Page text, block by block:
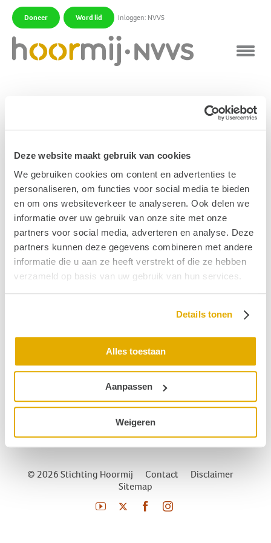
Deze website maakt gebruik van cookies
We gebruiken cookies om content en advertenties te
personaliseren, om functies voor social media te bieden
en om ons websiteverkeer te analyseren. Ook delen we
informatie over uw gebruik van onze site met onze
partners voor social media, adverteren en analyse. Deze
partners kunnen deze gegevens combineren met andere
informatie die u aan ze heeft verstrekt of die ze hebben
verzameld op basis van uw gebruik van hun services.
Details tonen
Alles toestaan
Aanpassen
Weigeren
Doneer Word lid Inloggen: NVVS
betreft meestal kinderen die geboren zijn met een
van gehoorverlies. Omdat het meestal kinderen
betreft met een aandoening uit het autistisch
spectrum kunnen zij dat nooit verwoorden.
Publicatiedatum: 30 november 2011
Gerelateerde begrippen
Acrodynie
SCD-syndroom (superior canal dehiscense)
Auditieve Integratie Training
© 2026 Stichting Hoormij Contact Disclaimer
Sitemap